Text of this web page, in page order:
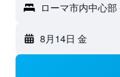
ローマ市内中心
8月14日 金